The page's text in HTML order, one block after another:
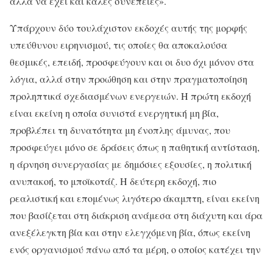
Υπάρχουν δύο τουλάχιστον εκδοχές αυτής της μορφής
υπεύθυνου ειρηνισμού, τις οποίες θα αποκαλούσα
θεσμικές, επειδή, προσφεύγουν και οι δυο όχι μόνον στα
λόγια, αλλά στην προώθηση και στην πραγματοποίηση
προληπτικά σχεδιασμένων ενεργειών. Η πρώτη εκδοχή
είναι εκείνη η οποία συνιστά ενεργητική μη βία,
προβλέπει τη δυνατότητα μη ένοπλης άμυνας, που
προσφεύγει μόνο σε δράσεις όπως η παθητική αντίσταση,
η άρνηση συνεργασίας με δημόσιες εξουσίες, η πολιτική
ανυπακοή, το μποϊκοτάζ. Η δεύτερη εκδοχή, πιο
ρεαλιστική και επομένως λιγότερο άκαμπτη, είναι εκείνη
που βασίζεται στη διάκριση ανάμεσα στη διάχυτη και άρα
ανεξέλεγκτη βία και στην ελεγχόμενη βία, όπως εκείνη
ενός οργανισμού πάνω από τα μέρη, ο οποίος κατέχει την